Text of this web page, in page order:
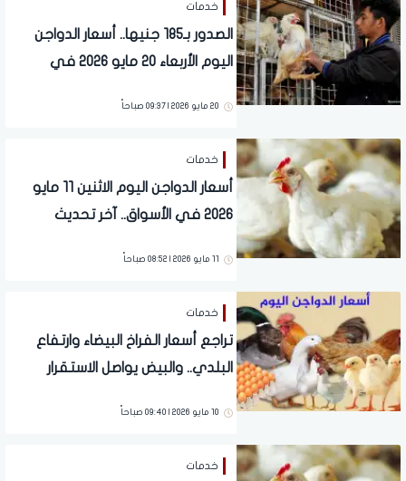
خدمات
الصدور بـ185 جنيها.. أسعار الدواجن
اليوم الأربعاء 20 مايو 2026 في
20 مايو 2026 | 09:37 صباحاً
خدمات
أسعار الدواجن اليوم الاثنين 11 مايو
2026 في الأسواق.. آخر تحديث
11 مايو 2026 | 08:52 صباحاً
خدمات
تراجع أسعار الفراخ البيضاء وارتفاع
البلدي.. والبيض يواصل الاستقرار
10 مايو 2026 | 09:40 صباحاً
خدمات